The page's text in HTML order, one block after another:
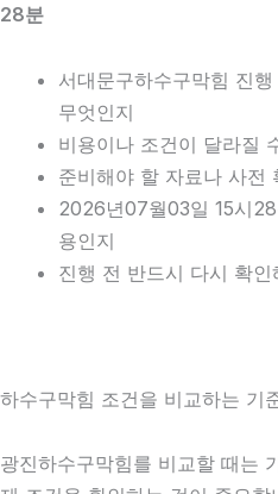
28분
서대문구하수구막힘 진
무엇인지
비용이나 조건이 달라질
준비해야 할 자료나 사전
2026년07월03일 15시
용인지
진행 전 반드시 다시 확
하수구막힘 조건을 비교하는
광진하수구막힘를 비교할 때는